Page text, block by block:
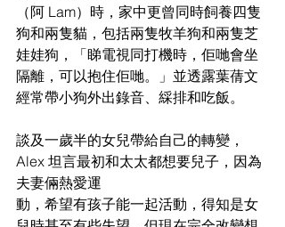
（阿 Lam）時，家中更曾同時飼養四隻
狗和兩隻貓，包括兩隻牧羊狗和兩隻芝
娃娃狗，「睇電視同打機時，佢哋會坐
隔離，可以抱住佢哋。」並透露葉蒨文
經常帶小狗外出錄音、綵排和吃飯。
談及一歲半的女兒帶給自己的轉變，
Alex 坦言最初和太太都想要兒子，因為
夫妻倆熱愛運
動，希望有孩子能一起活動，得知是女